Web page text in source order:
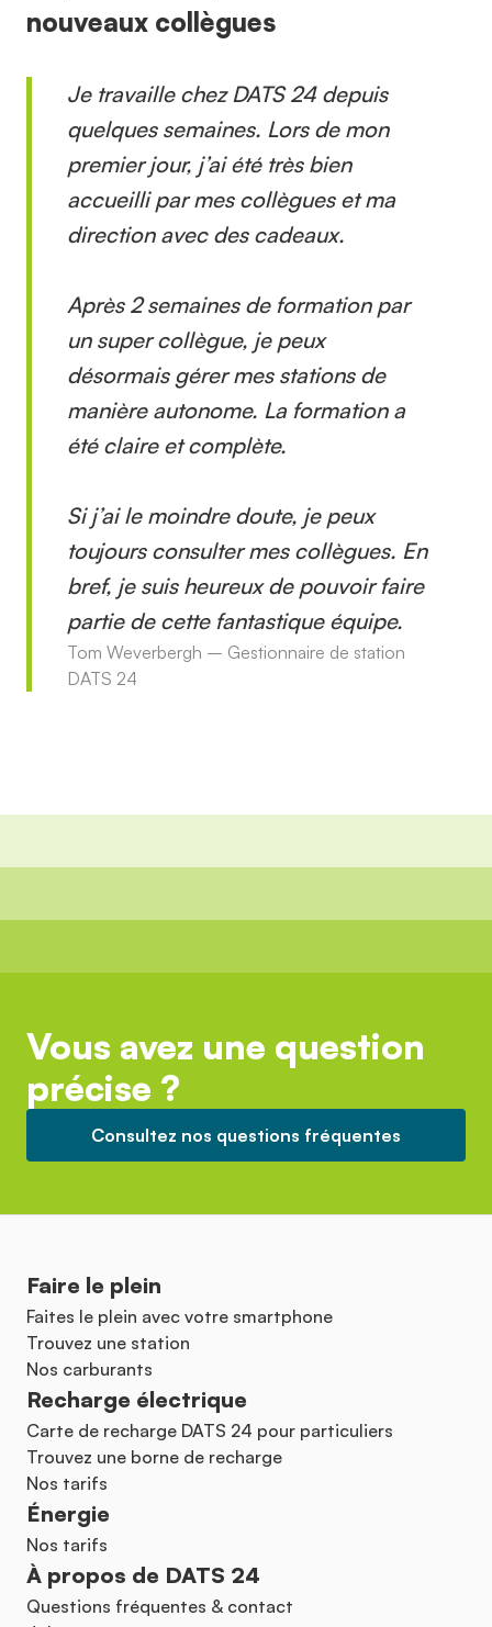
nouveaux collègues
Je travaille chez DATS 24 depuis
quelques semaines. Lors de mon
premier jour, j’ai été très bien
accueilli par mes collègues et ma
direction avec des cadeaux.
Après 2 semaines de formation par
un super collègue, je peux
désormais gérer mes stations de
manière autonome. La formation a
été claire et complète.
Si j’ai le moindre doute, je peux
toujours consulter mes collègues. En
bref, je suis heureux de pouvoir faire
partie de cette fantastique équipe.
Tom Weverbergh – Gestionnaire de station
DATS 24
Vous avez une question
précise ?
Consultez nos questions fréquentes
Faire le plein
Faites le plein avec votre smartphone
Trouvez une station
Nos carburants
Recharge électrique
Carte de recharge DATS 24 pour particuliers
Trouvez une borne de recharge
Nos tarifs
Énergie
Nos tarifs
À propos de DATS 24
Questions fréquentes & contact